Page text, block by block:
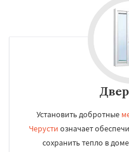
Установить добротные
Черусти означает
сохранить тепло в